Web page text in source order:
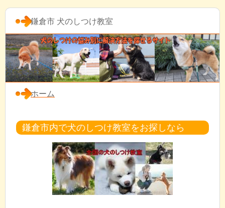
鎌倉市 犬のしつけ教室
ホーム
鎌倉市内で犬のしつけ教室をお探しなら